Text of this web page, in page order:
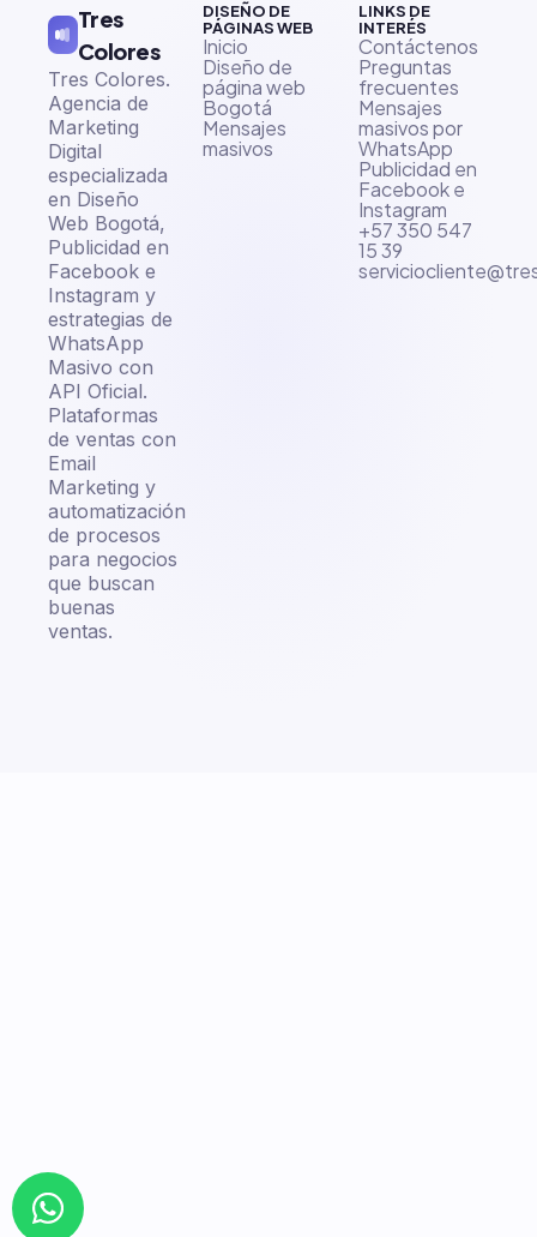
Tres
Colores
Tres Colores.
Agencia de
Marketing
Digital
especializada
en Diseño
Web Bogotá,
Publicidad en
Facebook e
Instagram y
estrategias de
WhatsApp
Masivo con
API Oficial.
Plataformas
de ventas con
Email
Marketing y
automatización
de procesos
para negocios
que buscan
buenas
ventas.
DISEÑO DE
PÁGINAS WEB
Inicio
Diseño de
página web
Bogotá
Mensajes
masivos
LINKS DE
INTERÉS
Contáctenos
Preguntas
frecuentes
Mensajes
masivos por
WhatsApp
Publicidad en
Facebook e
Instagram
+57 350 547
15 39